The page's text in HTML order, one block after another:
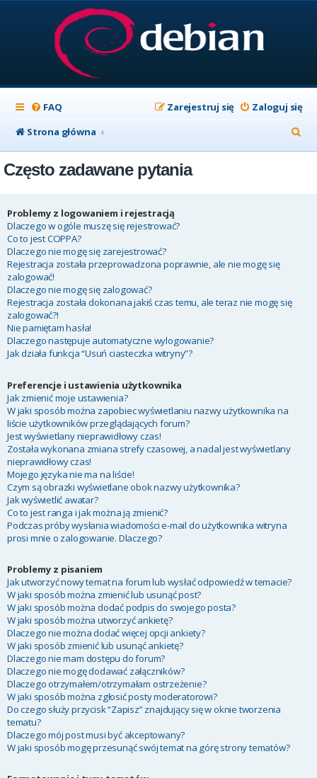
FAQ Zaloguj się
Zarejestruj się
Strona główna
z
Często zadawane pytania
Problemy z logowaniem i rejestracją
Dlaczego w ogóle muszę się rejestrować?
Co to jest COPPA?
Dlaczego nie mogę się zarejestrować?
Rejestracja została przeprowadzona poprawnie, ale nie mogę się
zalogować!
Dlaczego nie mogę się zalogować?
Rejestracja została dokonana jakiś czas temu, ale teraz nie mogę się
zalogować?!
Nie pamiętam hasła!
Dlaczego następuje automatyczne wylogowanie?
Jak działa funkcja “Usuń ciasteczka witryny”?
Preferencje i ustawienia użytkownika
Jak zmienić moje ustawienia?
W jaki sposób można zapobiec wyświetlaniu nazwy użytkownika na
liście użytkowników przeglądających forum?
Jest wyświetlany nieprawidłowy czas!
Została wykonana zmiana strefy czasowej, a nadal jest wyświetlany
nieprawidłowy czas!
Mojego języka nie ma na liście!
Czym są obrazki wyświetlane obok nazwy użytkownika?
Jak wyświetlić awatar?
Co to jest ranga i jak można ją zmienić?
Podczas próby wysłania wiadomości e-mail do użytkownika witryna
prosi mnie o zalogowanie. Dlaczego?
Problemy z pisaniem
Jak utworzyć nowy temat na forum lub wysłać odpowiedź w temacie?
W jaki sposób można zmienić lub usunąć post?
W jaki sposób można dodać podpis do swojego posta?
W jaki sposób można utworzyć ankietę?
Dlaczego nie można dodać więcej opcji ankiety?
W jaki sposób zmienić lub usunąć ankietę?
Dlaczego nie mam dostępu do forum?
Dlaczego nie mogę dodawać załączników?
Dlaczego otrzymałem/otrzymałam ostrzeżenie?
W jaki sposób można zgłosić posty moderatorowi?
Do czego służy przycisk “Zapisz” znajdujący się w oknie tworzenia
tematu?
Dlaczego mój post musi być akceptowany?
W jaki sposób mogę przesunąć swój temat na górę strony tematów?